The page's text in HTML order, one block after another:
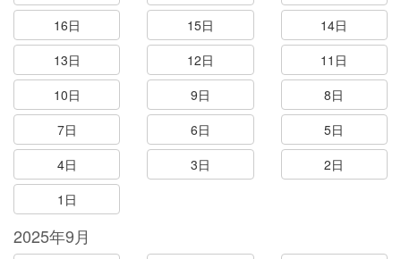
16日
15日
14日
13日
12日
11日
10日
9日
8日
7日
6日
5日
4日
3日
2日
1日
2025年9月